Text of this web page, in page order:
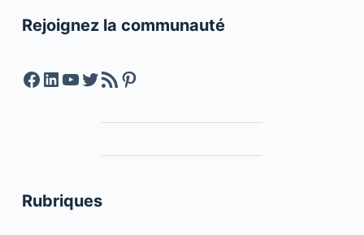
Rejoignez la communauté
Facebook
LinkedIn
YouTube
Twitter
Feed RSSPinterest
Rubriques